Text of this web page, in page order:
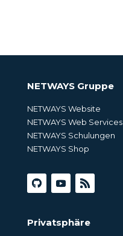
NETWAYS Gruppe
NETWAYS Website
NETWAYS Web Services
NETWAYS Schulungen
NETWAYS Shop
Privatsphäre